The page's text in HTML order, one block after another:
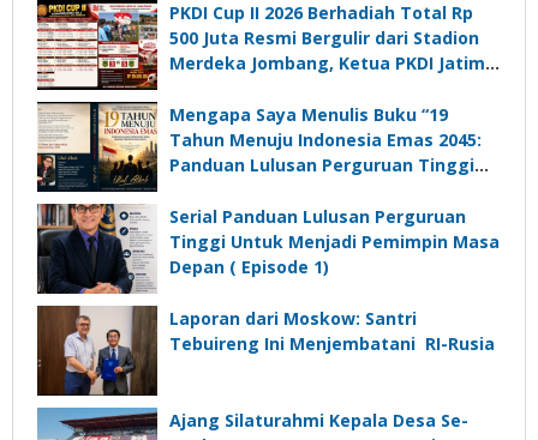
PKDI Cup II 2026 Berhadiah Total Rp
500 Juta Resmi Bergulir dari Stadion
Merdeka Jombang, Ketua PKDI Jatim:
Komunikasi Kades untuk Memajukan
Desa
Mengapa Saya Menulis Buku “19
Tahun Menuju Indonesia Emas 2045:
Panduan Lulusan Perguruan Tinggi
Depan”?
Serial Panduan Lulusan Perguruan
Tinggi Untuk Menjadi Pemimpin Masa
Depan ( Episode 1)
Laporan dari Moskow: Santri
Tebuireng Ini Menjembatani RI-Rusia
Ajang Silaturahmi Kepala Desa Se-